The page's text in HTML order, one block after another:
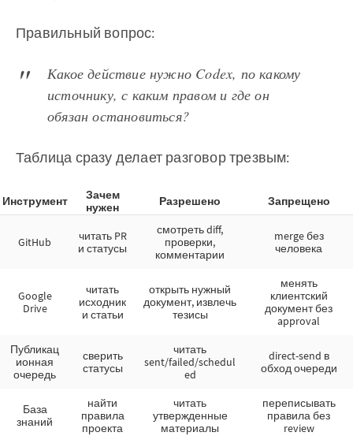
Правильный вопрос:
Какое действие нужно Codex, по какому
источнику, с каким правом и где он
обязан остановиться?
Таблица сразу делает разговор трезвым:
Инструмент
Зачем
нужен
Разрешено Запрещено
GitHub
читать PR
и статусы
смотреть diff,
проверки,
комментарии
merge без
человека
Google
Drive
читать
исходник
и статьи
открыть нужный
документ, извлечь
тезисы
менять
клиентский
документ без
approval
Публикац
ионная
очередь
сверить
статусы
читать
sent/failed/schedul
ed
direct-send в
обход очереди
База
знаний
найти
правила
проекта
читать
утвержденные
материалы
переписывать
правила без
review